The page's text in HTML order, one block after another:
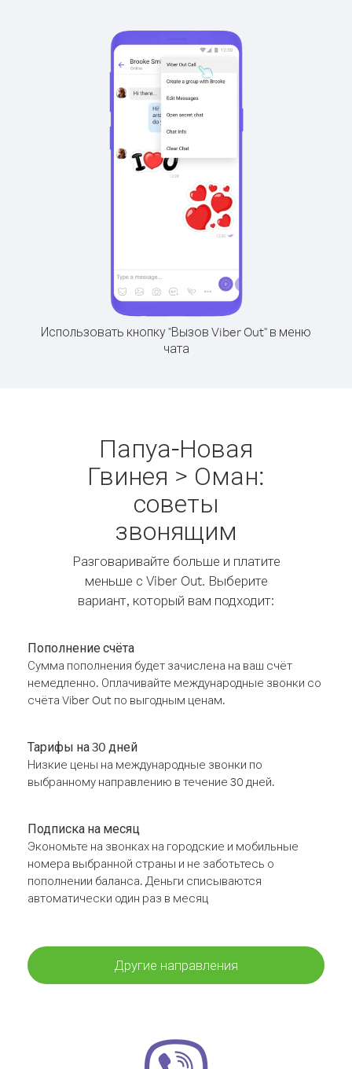
Использовать кнопку "Вызов Viber Out" в меню
чата
Папуа-Новая
Гвинея > Оман:
советы
звонящим
Разговаривайте больше и платите
меньше с Viber Out. Выберите
вариант, который вам подходит:
Пополнение счёта
Сумма пополнения будет зачислена на ваш счёт
немедленно. Оплачивайте международные звонки со
счёта Viber Out по выгодным ценам.
Тарифы на 30 дней
Низкие цены на международные звонки по
выбранному направлению в течение 30 дней.
Подписка на месяц
Экономьте на звонках на городские и мобильные
номера выбранной страны и не заботьтесь о
пополнении баланса. Деньги списываются
автоматически один раз в месяц
Другие направления